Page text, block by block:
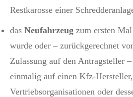
Restkarosse einer
das Neufahrzeug zum ersten Mal
wurde oder – zurückgerechnet
Zulassung auf den Antragsteller
einmalig auf einen Kfz-Hersteller,
Vertriebsorganisationen oder